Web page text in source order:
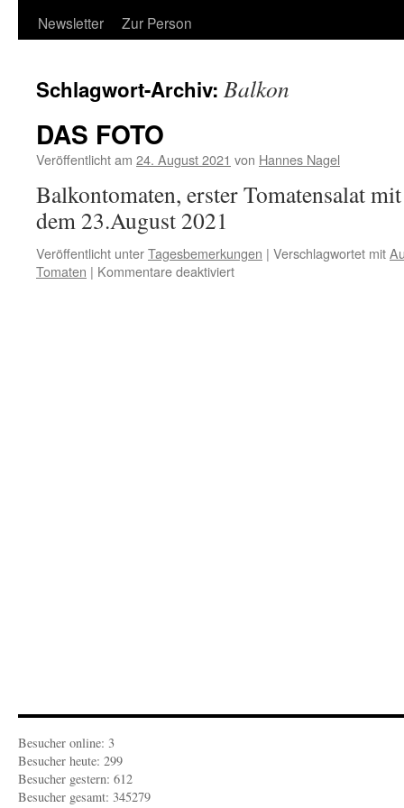
Newsletter
Zur Person
Schlagwort-Archiv: Balkon
DAS FOTO
Veröffentlicht am 24. August 2021 von Hannes Nagel
Balkontomaten, erster Tomatensalat
dem 23.August 2021
Veröffentlicht unterTagesbemerkungen | Verschlagwortet mit
Tomaten | Kommentare deaktiviertfür
Besucher online: 3
Besucher heute: 299
Besucher gestern: 612
Besucher gesamt: 345279